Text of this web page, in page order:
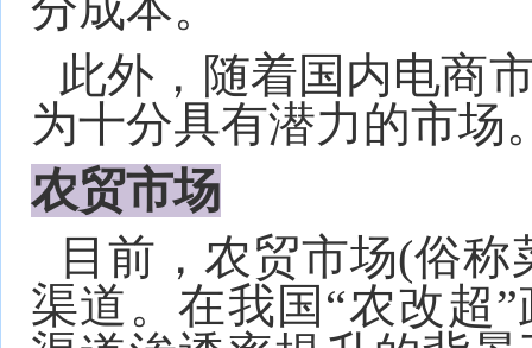
此外，随着国内电商
为十分具有潜力的市场
农贸市场
目前，农贸市场(俗
渠道。在我国“农改超